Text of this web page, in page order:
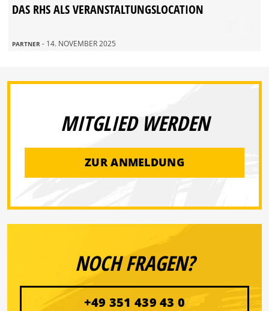
DAS RHS ALS VERANSTALTUNGSLOCATION
PARTNER - 14. NOVEMBER 2025
MITGLIED WERDEN
ZUR ANMELDUNG
NOCH FRAGEN?
+49 351 439 43 0